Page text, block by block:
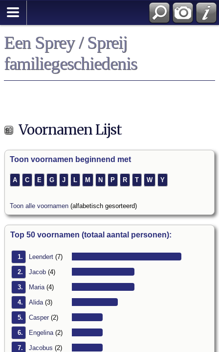
Een Sprey / Spreij
familiegeschiedenis
Voornamen Lijst
Toon voornamen beginnend met
A C E G J L M N P R T W Y
Toon alle voornamen (alfabetisch gesorteerd)
Top 50 voornamen (totaal aantal personen):
1. Leendert (7)
2. Jacob (4)
3. Maria (4)
4. Alida (3)
5. Casper (2)
6. Engelina (2)
7. Jacobus (2)